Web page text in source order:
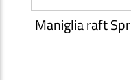
Maniglia raft